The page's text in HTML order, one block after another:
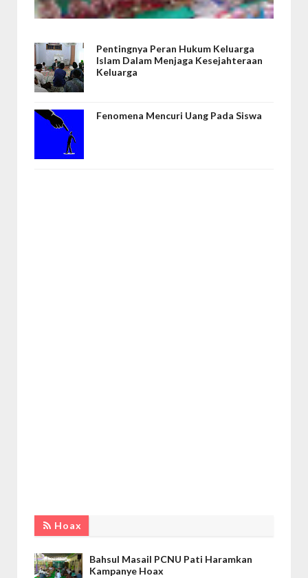
Pentingnya Peran Hukum Keluarga
Islam Dalam Menjaga Kesejahteraan
Keluarga
Fenomena Mencuri Uang Pada Siswa
Hoax
Bahsul Masail PCNU Pati Haramkan
Kampanye Hoax